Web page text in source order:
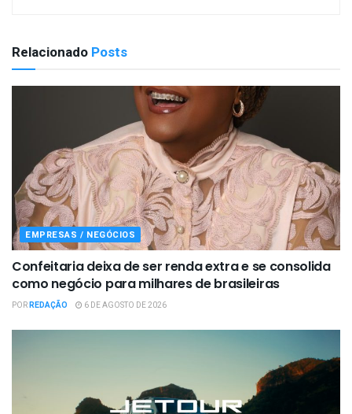
Relacionado Posts
EMPRESAS / NEGÓCIOS
Confeitaria deixa de ser renda extra e se consolida
como negócio para milhares de brasileiras
PORREDAÇÃO 6 DE AGOSTO DE 2026